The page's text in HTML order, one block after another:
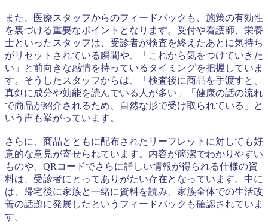
また、医療スタッフからのフィードバックも、施策の有効性
を裏づける重要なポイントとなります。受付や看護師、栄養
士といったスタッフは、受診者が検査を終えたあとに気持ち
がリセットされている瞬間や、「これから気をつけていきた
い」と前向きな感情を持っているタイミングを把握していま
す。そうしたスタッフからは、「検査後に商品を手渡すと、
真剣に成分や効能を読んでいる人が多い」「健康の話の流れ
で商品が紹介されるため、自然な形で受け取られている」と
いう声も挙がっています。
さらに、商品とともに配布されたリーフレットに対しても好
意的な意見が寄せられています。内容が簡潔でわかりやすい
ものや、QRコードでさらに詳しい情報が得られる仕様の資
料は、受診者にとってありがたい存在となっています。中に
は、帰宅後に家族と一緒に資料を読み、家族全体での生活改
善の話題に発展したというフィードバックも確認されていま
す。